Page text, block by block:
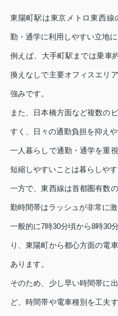
東陽町駅は東京メトロ東西線
勤・通学に利用しやすい立地に
例えば、大手町駅までは乗車
換えなしで主要オフィスエリ
強みです。
また、日本橋方面など複数の
すく、日々の通勤負担を抑えや
一人暮らしで通勤・通学を重
短縮しやすいことは暮らしやす
一方で、東西線は首都圏有数
勤時間帯はラッシュが非常に
一般的に7時30分頃から8時30
り、東陽町から都心方面の電
あります。
そのため、少し早い時間帯に
ど、時間帯や電車種別を工夫